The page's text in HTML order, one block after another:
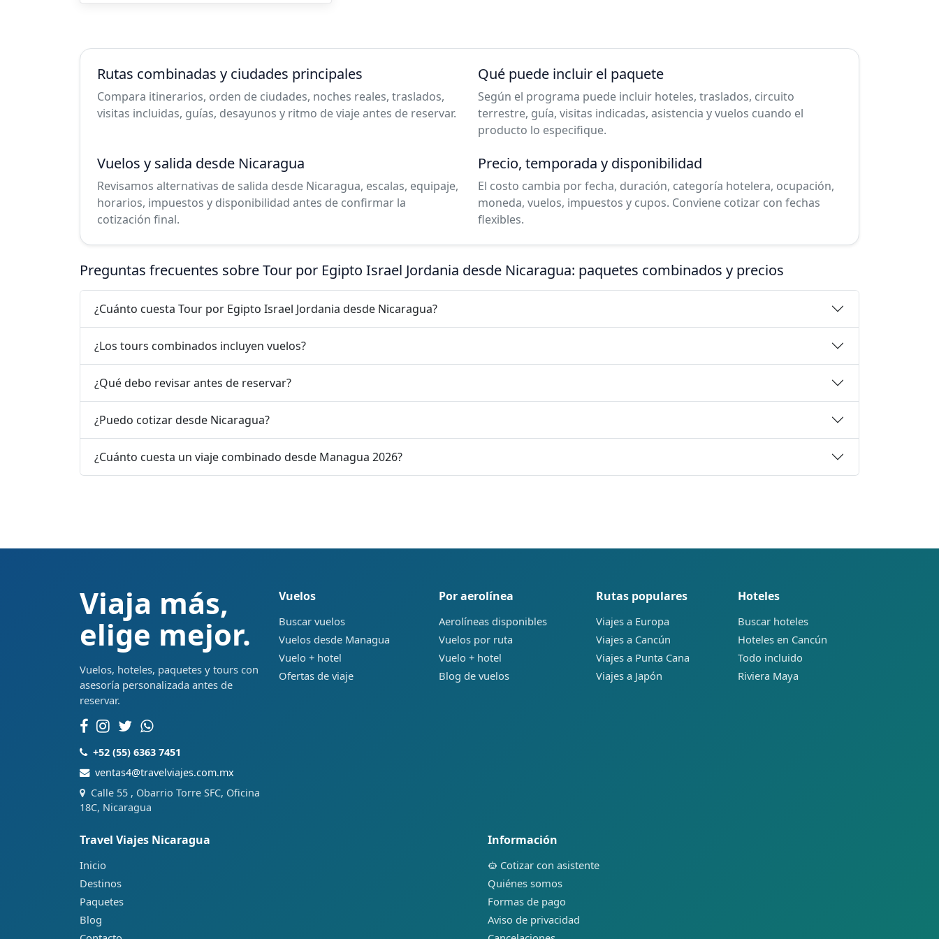
Rutas combinadas y ciudades principales
Compara itinerarios, orden de ciudades, noches reales, traslados,
visitas incluidas, guías, desayunos y ritmo de viaje antes de reservar.
Qué puede incluir el paquete
Según el programa puede incluir hoteles, traslados, circuito
terrestre, guía, visitas indicadas, asistencia y vuelos cuando el
producto lo especifique.
Vuelos y salida desde Nicaragua
Revisamos alternativas de salida desde Nicaragua, escalas, equipaje,
horarios, impuestos y disponibilidad antes de confirmar la
cotización final.
Precio, temporada y disponibilidad
El costo cambia por fecha, duración, categoría hotelera, ocupación,
moneda, vuelos, impuestos y cupos. Conviene cotizar con fechas
flexibles.
Preguntas frecuentes sobre Tour por Egipto Israel Jordania desde Nicaragua: paquetes combinados y precios
¿Cuánto cuesta Tour por Egipto Israel Jordania desde Nicaragua?
¿Los tours combinados incluyen vuelos?
¿Qué debo revisar antes de reservar?
¿Puedo cotizar desde Nicaragua?
¿Cuánto cuesta un viaje combinado desde Managua 2026?
Viaja más,
elige mejor.
Vuelos, hoteles, paquetes y tours con
asesoría personalizada antes de
reservar.
+52 (55) 6363 7451
ventas4@travelviajes.com.mx
Calle 55 , Obarrio Torre SFC, Oficina
18C, Nicaragua
Vuelos
Buscar vuelos
Vuelos desde Managua
Vuelo + hotel
Ofertas de viaje
Por aerolínea
Aerolíneas disponibles
Vuelos por ruta
Vuelo + hotel
Blog de vuelos
Rutas populares
Viajes a Europa
Viajes a Cancún
Viajes a Punta Cana
Viajes a Japón
Hoteles
Buscar hoteles
Hoteles en Cancún
Todo incluido
Riviera Maya
Travel Viajes Nicaragua
Inicio
Destinos
Paquetes
Blog
Información
Cotizar con asistente
Quiénes somos
Formas de pago
Aviso de privacidad